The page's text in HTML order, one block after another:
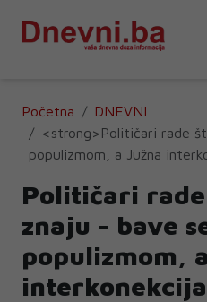
Početna
DNEVNI
<strong>Političari rade
populizmom, a Južna
Političari
znaju - bave
populizmom,